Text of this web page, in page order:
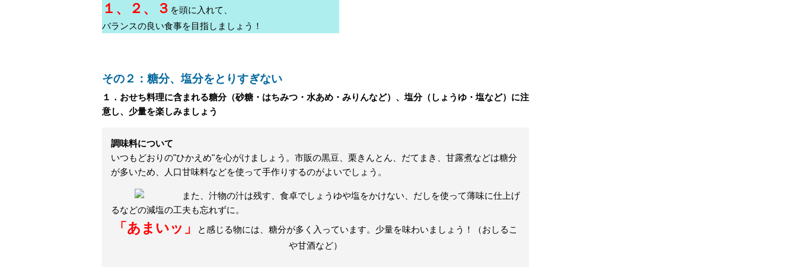
１、２、３ を頭に入れて、
バランスの良い食事を目指しましょう！
その２：糖分、塩分をとりすぎない
１．おせち料理に含まれる糖分（砂糖・はちみつ・水あめ・みりんなど）、塩分（しょうゆ・塩など）に注
意し、少量を楽しみましょう
調味料について
いつもどおりの"ひかえめ"を心がけましょう。市販の黒豆、栗きんとん、だてまき、甘露煮などは糖分
が多いため、人口甘味料などを使って手作りするのがよいでしょう。
また、汁物の汁は残す、食卓でしょうゆや塩をかけない、だしを使って薄味に仕上げ
るなどの減塩の工夫も忘れずに。
「あまいッ」
と感じる物には、糖分が多く入っています。少量を味わいましょう！（おしるこ
や甘酒など）